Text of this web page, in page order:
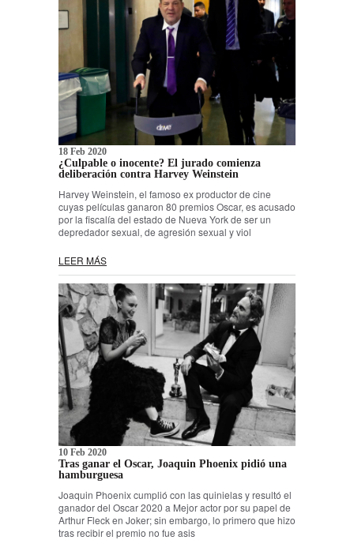
18 Feb 2020
¿Culpable o inocente? El jurado comienza
deliberación contra Harvey Weinstein
Harvey Weinstein, el famoso ex productor de cine
cuyas películas ganaron 80 premios Oscar, es acusado
por la fiscalía del estado de Nueva York de ser un
depredador sexual, de agresión sexual y viol
LEER MÁS
10 Feb 2020
Tras ganar el Oscar, Joaquin Phoenix pidió una
hamburguesa
Joaquin Phoenix cumplió con las quinielas y resultó el
ganador del Oscar 2020 a Mejor actor por su papel de
Arthur Fleck en Joker; sin embargo, lo primero que hizo
tras recibir el premio no fue asis